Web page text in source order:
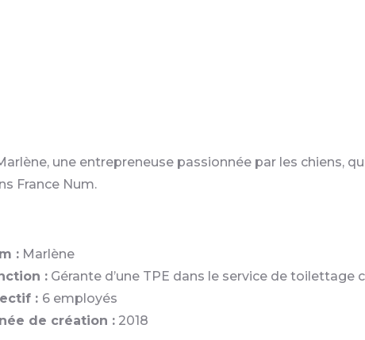
une entrepreneuse passionnée par les chiens,
France Num.
: Marlène
: Gérante d’une TPE dans le service de toilettage
: 6 employés
de création : 2018